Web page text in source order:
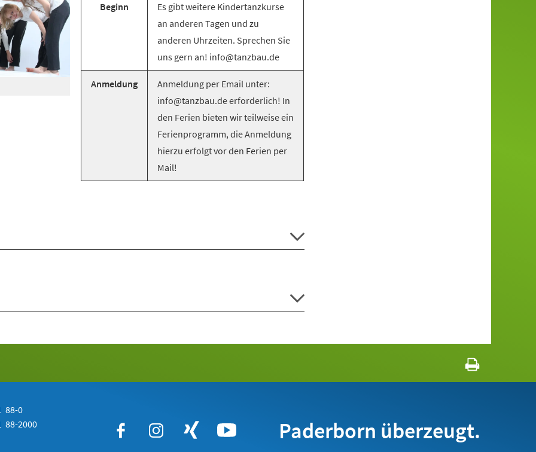
Beginn
Es gibt weitere Kindertanzkurse
an anderen Tagen und zu
anderen Uhrzeiten. Sprechen Sie
uns gern an! info@tanzbau.de
Anmeldung
Anmeldung per Email unter:
info@tanzbau.de erforderlich! In
den Ferien bieten wir teilweise ein
Ferienprogramm, die Anmeldung
hierzu erfolgt vor den Ferien per
Mail!
88-0
88-2000 Paderborn überzeugt.